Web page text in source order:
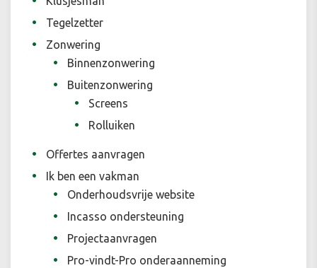
Tegelzetter
Zonwering
Binnenzonwering
Buitenzonwering
Screens
Rolluiken
Offertes aanvragen
Ik ben een vakman
Onderhoudsvrije website
Incasso ondersteuning
Projectaanvragen
Pro-vindt-Pro onderaanneming